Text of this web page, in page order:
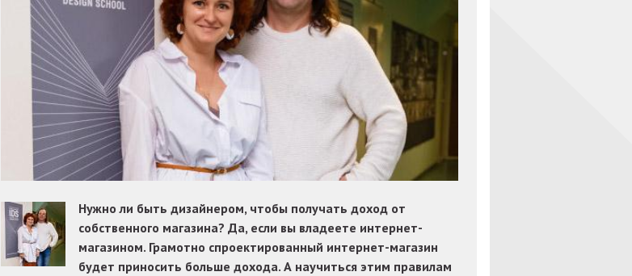
Нужно ли быть дизайнером, чтобы получать доход от
собственного магазина? Да, если вы владеете интернет-
магазином. Грамотно спроектированный интернет-магазин
будет приносить больше дохода. А научиться этим правилам